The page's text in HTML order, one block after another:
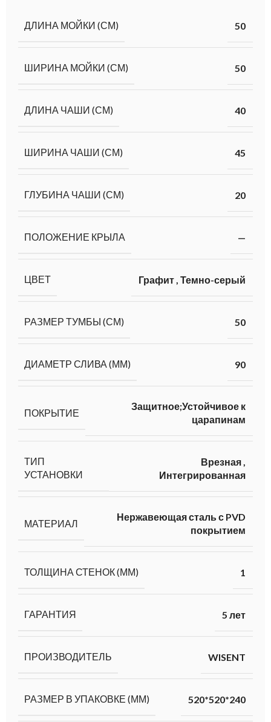
ДЛИНА МОЙКИ (СМ) 50
ШИРИНА МОЙКИ (СМ) 50
ДЛИНА ЧАШИ (СМ) 40
ШИРИНА ЧАШИ (СМ) 45
ГЛУБИНА ЧАШИ (СМ) 20
ПОЛОЖЕНИЕ КРЫЛА —
ЦВЕТ Графит, Темно-серый
РАЗМЕР ТУМБЫ (СМ) 50
ДИАМЕТР СЛИВА (ММ) 90
ПОКРЫТИЕ
Защитное;Устойчивое к
царапинам
ТИП
УСТАНОВКИ
Врезная,
Интегрированная
МАТЕРИАЛ
Нержавеющая сталь с PVD
покрытием
ТОЛЩИНА СТЕНОК (ММ) 1
ГАРАНТИЯ 5 лет
ПРОИЗВОДИТЕЛЬ WISENT
РАЗМЕР В УПАКОВКЕ (ММ) 520*520*240